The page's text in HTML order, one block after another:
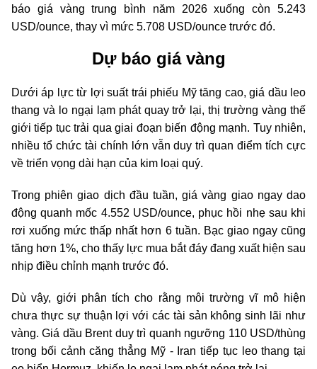
báo giá vàng trung bình năm 2026 xuống còn 5.243
USD/ounce, thay vì mức 5.708 USD/ounce trước đó.
Dự báo giá vàng
Dưới áp lực từ lợi suất trái phiếu Mỹ tăng cao, giá dầu leo
thang và lo ngại lạm phát quay trở lại, thị trường vàng thế
giới tiếp tục trải qua giai đoạn biến động mạnh. Tuy nhiên,
nhiều tổ chức tài chính lớn vẫn duy trì quan điểm tích cực
về triển vọng dài hạn của kim loại quý.
Trong phiên giao dịch đầu tuần, giá vàng giao ngay dao
động quanh mốc 4.552 USD/ounce, phục hồi nhẹ sau khi
rơi xuống mức thấp nhất hơn 6 tuần. Bạc giao ngay cũng
tăng hơn 1%, cho thấy lực mua bắt đáy đang xuất hiện sau
nhịp điều chỉnh mạnh trước đó.
Dù vậy, giới phân tích cho rằng môi trường vĩ mô hiện
chưa thực sự thuận lợi với các tài sản không sinh lãi như
vàng. Giá dầu Brent duy trì quanh ngưỡng 110 USD/thùng
trong bối cảnh căng thẳng Mỹ - Iran tiếp tục leo thang tại